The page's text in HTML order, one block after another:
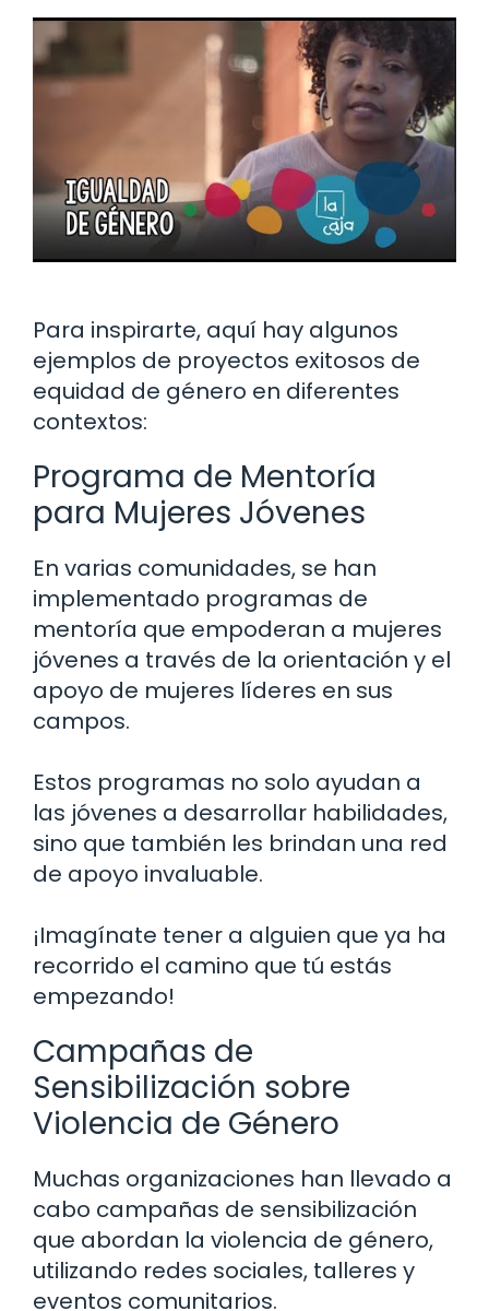
Para inspirarte, aquí hay algunos
ejemplos de proyectos exitosos de
equidad de género en diferentes
contextos:
Programa de Mentoría
para Mujeres Jóvenes
En varias comunidades, se han
implementado programas de
mentoría que empoderan a mujeres
jóvenes a través de la orientación y el
apoyo de mujeres líderes en sus
campos.
Estos programas no solo ayudan a
las jóvenes a desarrollar habilidades,
sino que también les brindan una red
de apoyo invaluable.
¡Imagínate tener a alguien que ya ha
recorrido el camino que tú estás
empezando!
Campañas de
Sensibilización sobre
Violencia de Género
Muchas organizaciones han llevado a
cabo campañas de sensibilización
que abordan la violencia de género,
utilizando redes sociales, talleres y
eventos comunitarios.